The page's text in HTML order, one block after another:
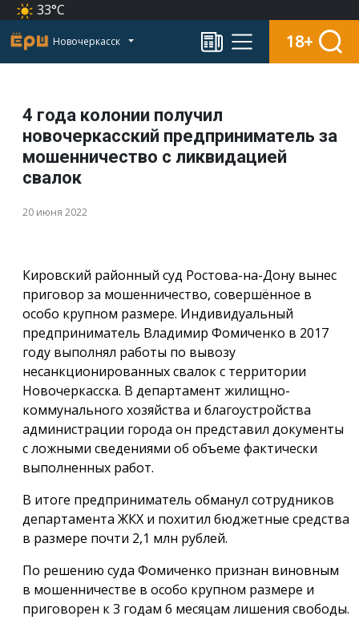
33°C
Новочеркасск 18+
4 года колонии получил
новочеркасский предприниматель за
мошенничество с ликвидацией
свалок
20 июня 2022
Кировский районный суд Ростова-на-Дону вынес
приговор за мошенничество, совершённое в
особо крупном размере. Индивидуальный
предприниматель Владимир Фомиченко в 2017
году выполнял работы по вывозу
несанкционированных свалок с территории
Новочеркасска. В департамент жилищно-
коммунального хозяйства и благоустройства
администрации города он представил документы
с ложными сведениями об объеме фактически
выполненных работ.
В итоге предприниматель обманул сотрудников
департамента ЖКХ и похитил бюджетные средства
в размере почти 2,1 млн рублей.
По решению суда Фомиченко признан виновным
в мошенничестве в особо крупном размере и
приговорен к 3 годам 6 месяцам лишения свободы.